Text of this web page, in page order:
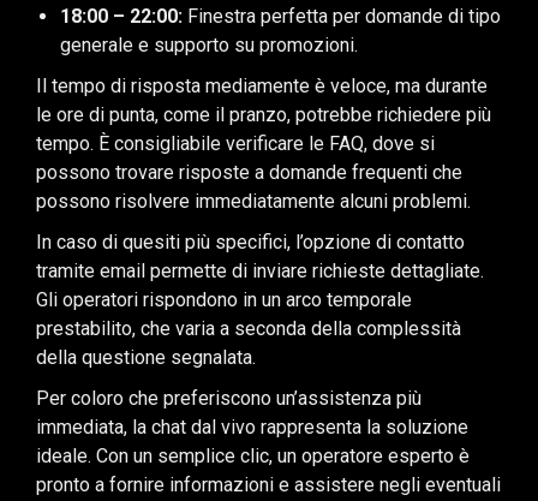
18:00 – 22:00: Finestra perfetta per domande di tipo
generale e supporto su promozioni.
Il tempo di risposta mediamente è veloce, ma durante
le ore di punta, come il pranzo, potrebbe richiedere più
tempo. È consigliabile verificare le FAQ, dove si
possono trovare risposte a domande frequenti che
possono risolvere immediatamente alcuni problemi.
In caso di quesiti più specifici, l’opzione di contatto
tramite email permette di inviare richieste dettagliate.
Gli operatori rispondono in un arco temporale
prestabilito, che varia a seconda della complessità
della questione segnalata.
Per coloro che preferiscono un’assistenza più
immediata, la chat dal vivo rappresenta la soluzione
ideale. Con un semplice clic, un operatore esperto è
pronto a fornire informazioni e assistere negli eventuali